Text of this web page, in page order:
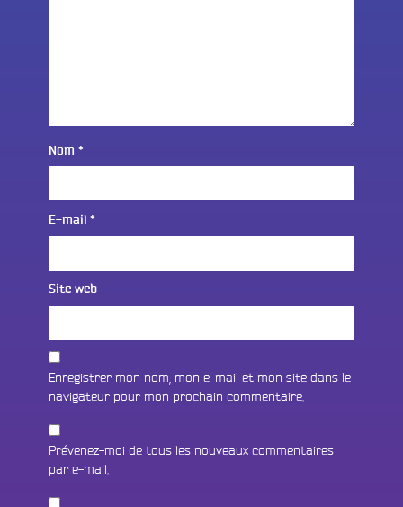
Nom *
E-mail *
Site web
Enregistrer mon nom, mon e-mail et mon site dans le
navigateur pour mon prochain commentaire.
Prévenez-moi de tous les nouveaux commentaires
par e-mail.